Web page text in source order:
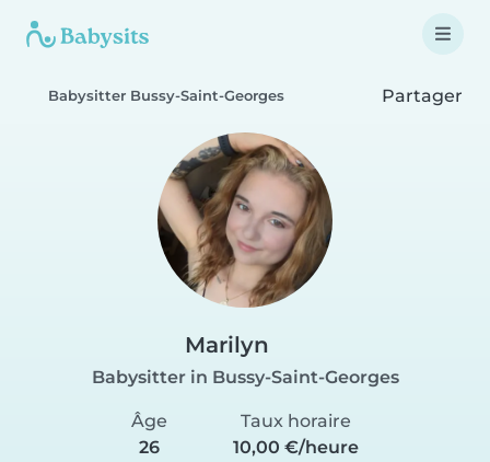
Babysitter Bussy-Saint-Georges Partager
Marilyn
Babysitter in Bussy-Saint-Georges
Âge
26
Taux horaire
10,00 €/heure